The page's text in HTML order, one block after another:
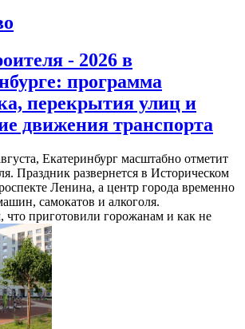
- 2026 в
программа
перекрытия улиц и
движения транспорта
Екатеринбург масштабно отметит
Праздник развернется в Историческом
Ленина, а центр города временно
самокатов и алкоголя.
что приготовили горожанам и как не